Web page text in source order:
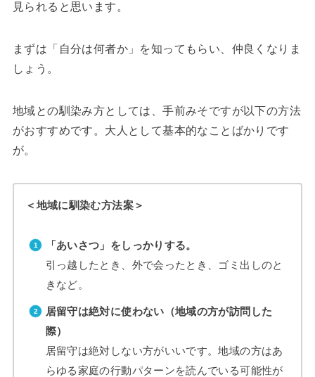
見られると思います。
まずは「自分は何者か」を知ってもらい、仲良くなりま
しょう。
地域との馴染み方としては、手前みそですが以下の方法
がおすすめです。大人として基本的なことばかりです
が。
＜地域に馴染む方法案＞
「あいさつ」をしっかりする。
引っ越したとき、外で会ったとき、ゴミ出しのと
きなど。
居留守は絶対に使わない（地域の方が訪問した
際）
居留守は絶対しない方がいいです。地域の方はあ
らゆる家庭の行動パターンを読んでいる可能性が